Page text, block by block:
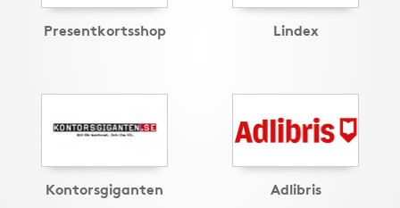
Presentkortsshop Lindex
Kontorsgiganten Adlibris